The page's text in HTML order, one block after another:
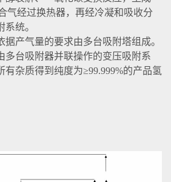
气经过换热器，再经冷凝和吸收分
统。
据产气量的要求由多台吸附塔组成。
多台吸附器并联操作的变压吸附系
杂质得到纯度为≥99.999%的产品氢